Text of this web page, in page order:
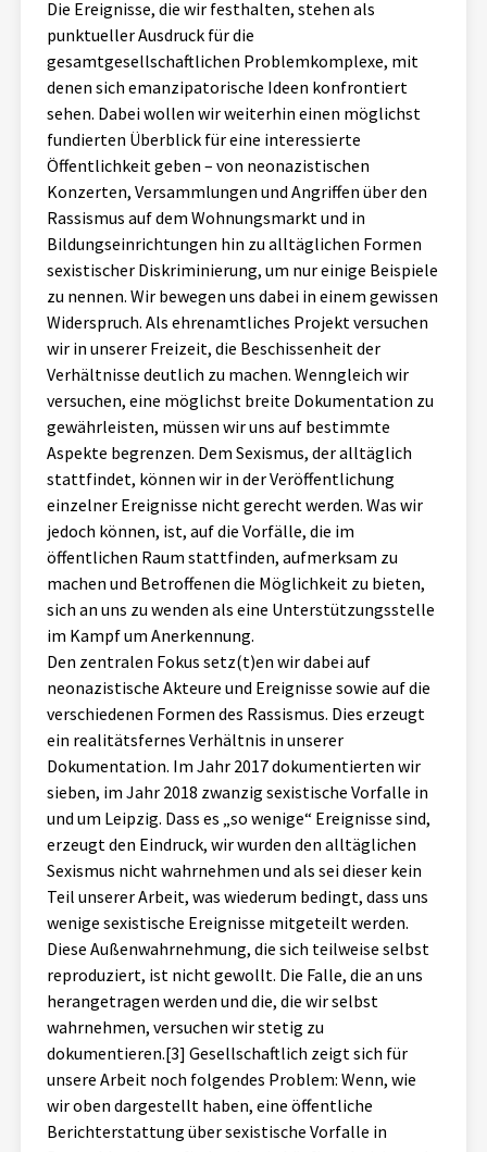
Die Ereignisse, die wir festhalten, stehen als
punktueller Ausdruck für die
gesamtgesellschaftlichen Problemkomplexe, mit
denen sich emanzipatorische Ideen konfrontiert
sehen. Dabei wollen wir weiterhin einen möglichst
fundierten Überblick für eine interessierte
Öffentlichkeit geben – von neonazistischen
Konzerten, Versammlungen und Angriffen über den
Rassismus auf dem Wohnungsmarkt und in
Bildungseinrichtungen hin zu alltäglichen Formen
sexistischer Diskriminierung, um nur einige Beispiele
zu nennen. Wir bewegen uns dabei in einem gewissen
Widerspruch. Als ehrenamtliches Projekt versuchen
wir in unserer Freizeit, die Beschissenheit der
Verhältnisse deutlich zu machen. Wenngleich wir
versuchen, eine möglichst breite Dokumentation zu
gewährleisten, müssen wir uns auf bestimmte
Aspekte begrenzen. Dem Sexismus, der alltäglich
stattfindet, können wir in der Veröffentlichung
einzelner Ereignisse nicht gerecht werden. Was wir
jedoch können, ist, auf die Vorfälle, die im
öffentlichen Raum stattfinden, aufmerksam zu
machen und Betroffenen die Möglichkeit zu bieten,
sich an uns zu wenden als eine Unterstützungsstelle
im Kampf um Anerkennung.
Den zentralen Fokus setz(t)en wir dabei auf
neonazistische Akteure und Ereignisse sowie auf die
verschiedenen Formen des Rassismus. Dies erzeugt
ein realitätsfernes Verhältnis in unserer
Dokumentation. Im Jahr 2017 dokumentierten wir
sieben, im Jahr 2018 zwanzig sexistische Vorfalle in
und um Leipzig. Dass es „so wenige“ Ereignisse sind,
erzeugt den Eindruck, wir wurden den alltäglichen
Sexismus nicht wahrnehmen und als sei dieser kein
Teil unserer Arbeit, was wiederum bedingt, dass uns
wenige sexistische Ereignisse mitgeteilt werden.
Diese Außenwahrnehmung, die sich teilweise selbst
reproduziert, ist nicht gewollt. Die Falle, die an uns
herangetragen werden und die, die wir selbst
wahrnehmen, versuchen wir stetig zu
dokumentieren.[3] Gesellschaftlich zeigt sich für
unsere Arbeit noch folgendes Problem: Wenn, wie
wir oben dargestellt haben, eine öffentliche
Berichterstattung über sexistische Vorfalle in